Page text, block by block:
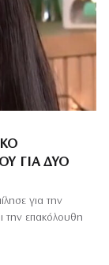
ΓΙΑ ΔΎΟ
για την
την επακόλουθη